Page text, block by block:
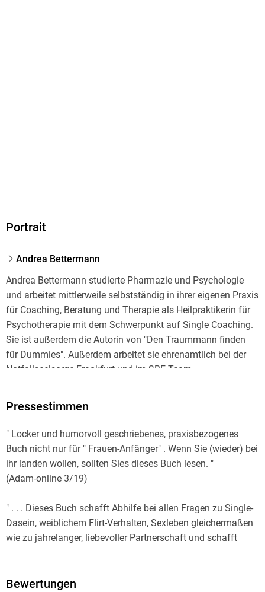
Portrait
Andrea Bettermann
Andrea Bettermann studierte Pharmazie und Psychologie
und arbeitet mittlerweile selbstständig in ihrer eigenen Praxis
für Coaching, Beratung und Therapie als Heilpraktikerin für
Psychotherapie mit dem Schwerpunkt auf Single Coaching.
Sie ist außerdem die Autorin von "Den Traummann finden
für Dummies". Außerdem arbeitet sie ehrenamtlich bei der
Notfallseelsorge Frankfurt und im SBE-Team
Übungsleiterin für Progressive Muskelentspannung.
Pressestimmen
" Locker und humorvoll geschriebenes, praxisbezogenes
Buch nicht nur für " Frauen-Anfänger" . Wenn Sie (wieder) bei
ihr landen wollen, sollten Sies dieses Buch lesen. "
(Adam-online 3/19)
" . . . Dieses Buch schafft Abhilfe bei allen Fragen zu Single-
Dasein, weiblichem Flirt-Verhalten, Sexleben gleichermaßen
wie zu jahrelanger, liebevoller Partnerschaft und schafft
Bewertungen